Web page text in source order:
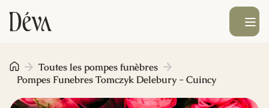
Obsèques
Ouvrir le
Toutes les pompes funèbres
Pompes Funebres Tomczyk Delebury - Cuincy